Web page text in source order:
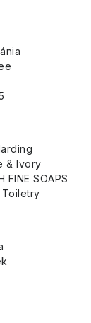
& Ivory
FINE SOAPS